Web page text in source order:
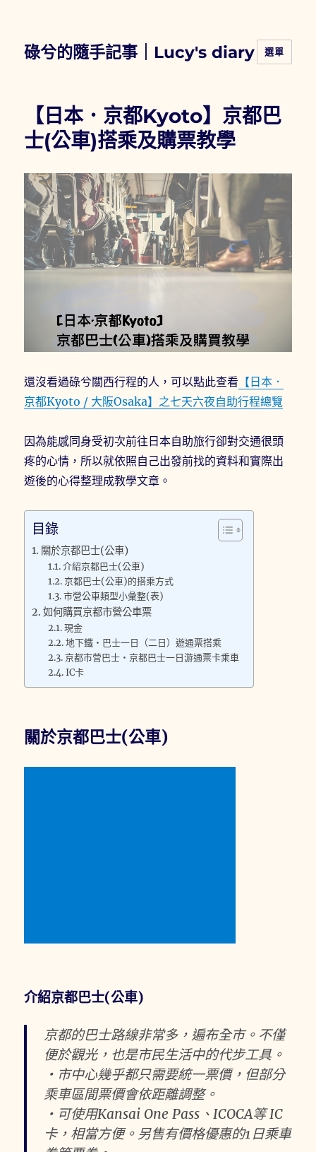
碌兮的隨手記事｜Lucy's diary 選單
【日本．京都Kyoto】京都巴
士(公車)搭乘及購票教學
還沒看過碌兮關西行程的人，可以點此查看 【日本．
京都Kyoto / 大阪Osaka】之七天六夜自助行程總覽
因為能感同身受初次前往日本自助旅行卻對交通很頭
疼的心情，所以就依照自己出發前找的資料和實際出
遊後的心得整理成教學文章。
目錄
關於京都巴士(公車)
介紹京都巴士(公車)
京都巴士(公車)的搭乘方式
市營公車類型小彙整(表)
如何購買京都市營公車票
現金
地下鐵・巴士一日（二日）遊通票搭乘
京都市营巴士・京都巴士一日游通票卡乘車
IC卡
關於京都巴士(公車)
介紹京都巴士(公車)
京都的巴士路線非常多，遍布全市。不僅
便於觀光，也是市民生活中的代步工具。
・市中心幾乎都只需要統一票價，但部分
乘車區間票價會依距離調整。
・可使用Kansai One Pass、ICOCA等 IC
卡，相當方便。另售有價格優惠的1日乘車